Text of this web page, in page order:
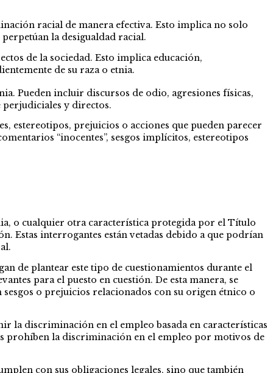
racial de manera efectiva. Esto implica no solo
la desigualdad racial.
de la sociedad. Esto implica educación,
de su raza o etnia.
Pueden incluir discursos de odio, agresiones físicas,
perjudiciales y directos.
estereotipos, prejuicios o acciones que pueden parecer
“inocentes”, sesgos implícitos, estereotipos
o cualquier otra característica protegida por el Título
Estas interrogantes están vetadas debido a que podrían
de plantear este tipo de cuestionamientos durante el
para el puesto en cuestión. De esta manera, se
o prejuicios relacionados con su origen étnico o
la discriminación en el empleo basada en características
prohíben la discriminación en el empleo por motivos de
con sus obligaciones legales, sino que también